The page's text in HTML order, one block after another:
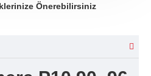
Önerebilirsiniz